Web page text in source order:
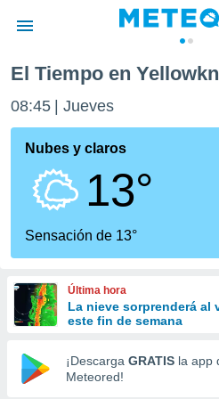
de
por
que se
calidad.
a este
las
y
forma
digital
basada
El Tiempo en
08:45 Jueves
Nubes y claros
13°
Sensación de 13°
Última hora
La nieve sorprenderá al
este fin de semana
¡Descarga GRATIS la app
Meteored!